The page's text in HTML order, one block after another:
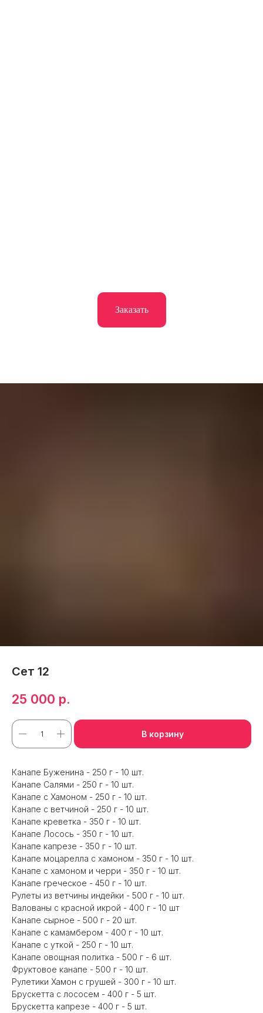
Заказать
Сет 12
25 000 р.
В корзину
Канапе Буженина - 250 г - 10 шт.
Канапе Салями - 250 г - 10 шт.
Канапе с Хамоном - 250 г - 10 шт.
Канапе с ветчиной - 250 г - 10 шт.
Канапе креветка - 350 г - 10 шт.
Канапе Лосось - 350 г - 10 шт.
Канапе капрезе - 350 г - 10 шт.
Канапе моцарелла с хамоном - 350 г - 10 шт.
Канапе с хамоном и черри - 350 г - 10 шт.
Канапе греческое - 450 г - 10 шт.
Рулеты из ветчины индейки - 500 г - 10 шт.
Валованы с красной икрой - 400 г - 10 шт
Канапе сырное - 500 г - 20 шт.
Канапе с камамбером - 400 г - 10 шт.
Канапе с уткой - 250 г - 10 шт.
Канапе овощная политка - 500 г - 6 шт.
Фруктовое канапе - 500 г - 10 шт.
Рулетики Хамон с грушей - 300 г - 10 шт.
Брускетта с лососем - 400 г - 5 шт.
Брускетта капрезе - 400 г - 5 шт.